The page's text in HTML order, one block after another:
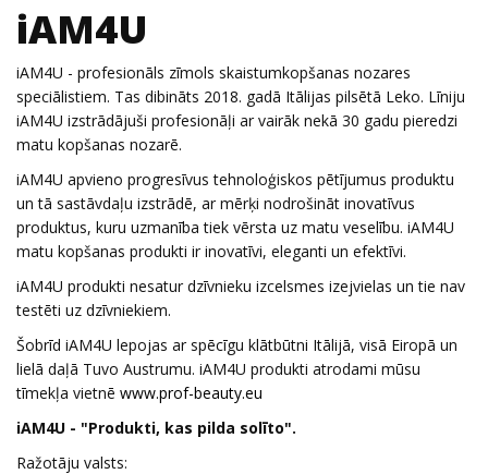
iAM4U
iAM4U - profesionāls zīmols skaistumkopšanas nozares
speciālistiem. Tas dibināts 2018. gadā Itālijas pilsētā Leko. Līniju
iAM4U izstrādājuši profesionāļi ar vairāk nekā 30 gadu pieredzi
matu kopšanas nozarē.
iAM4U apvieno progresīvus tehnoloģiskos pētījumus produktu
un tā sastāvdaļu izstrādē, ar mērķi nodrošināt inovatīvus
produktus, kuru uzmanība tiek vērsta uz matu veselību. iAM4U
matu kopšanas produkti ir inovatīvi, eleganti un efektīvi.
iAM4U produkti nesatur dzīvnieku izcelsmes izejvielas un tie nav
testēti uz dzīvniekiem.
Šobrīd iAM4U lepojas ar spēcīgu klātbūtni Itālijā, visā Eiropā un
lielā daļā Tuvo Austrumu. iAM4U produkti atrodami mūsu
tīmekļa vietnē www.prof-beauty.eu
iAM4U - "Produkti, kas pilda solīto".
Ražotāju valsts: